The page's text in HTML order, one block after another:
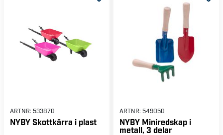
ARTNR: 533870
NYBY Skottkärra i plast
ARTNR: 549050
NYBY Miniredskap i
metall, 3 delar